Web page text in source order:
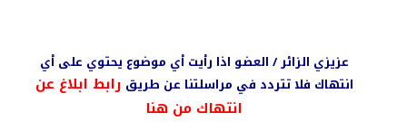
عزيزي الزائر / العضو اذا رأيت أي موضوع يحتوي على أي
انتهاك فلا تتردد في مراسلتنا عن طريق رابط ابلاغ عن
انتهاك من هنا